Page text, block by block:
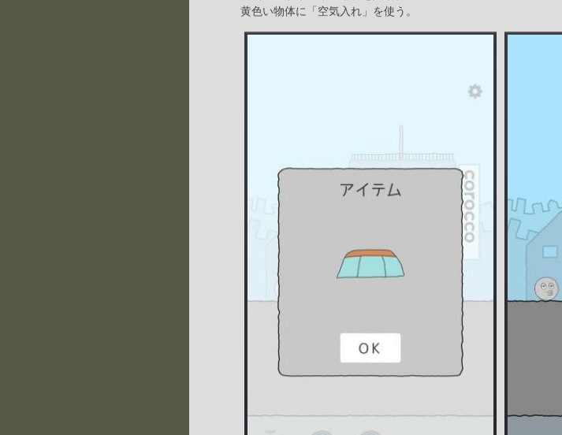
黄色い物体に「空気入れ」を使う。